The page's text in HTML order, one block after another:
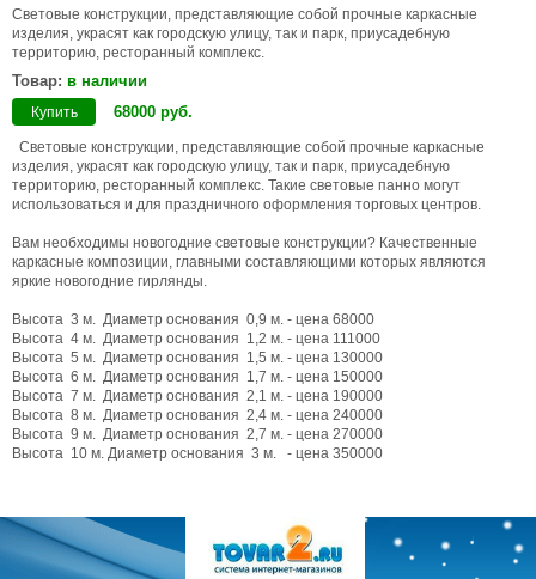
Световые конструкции, представляющие собой прочные каркасные
изделия, украсят как городскую улицу, так и парк, приусадебную
территорию, ресторанный комплекс.
Товар: в наличии
Купить 68000 руб.
Световые конструкции, представляющие собой прочные каркасные
изделия, украсят как городскую улицу, так и парк, приусадебную
территорию, ресторанный комплекс. Такие световые панно могут
использоваться и для праздничного оформления торговых центров.
Вам необходимы новогодние световые конструкции? Качественные
каркасные композиции, главными составляющими которых являются
яркие новогодние гирлянды.
Высота 3 м. Диаметр основания 0,9 м. - цена 68000
Высота 4 м. Диаметр основания 1,2 м. - цена 111000
Высота 5 м. Диаметр основания 1,5 м. - цена 130000
Высота 6 м. Диаметр основания 1,7 м. - цена 150000
Высота 7 м. Диаметр основания 2,1 м. - цена 190000
Высота 8 м. Диаметр основания 2,4 м. - цена 240000
Высота 9 м. Диаметр основания 2,7 м. - цена 270000
Высота 10 м. Диаметр основания 3 м. - цена 350000